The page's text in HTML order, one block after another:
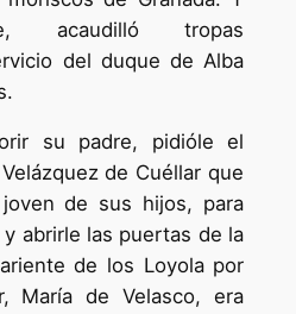
acaudilló tropas
del duque de Alba
su padre, pidióle el
de Cuéllar que
de sus hijos, para
abrirle las puertas de la
de los Loyola por
María de Velasco, era